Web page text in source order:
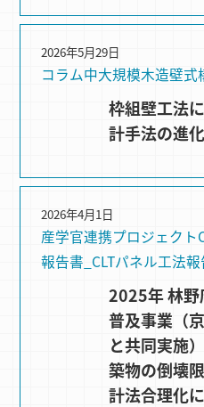
コラム中大規模木造壁式
2026年5月29日
枠組壁工法
計手法の進化
産学官連携プロジェクト
報告書_CLTパネル工法報
2026年4月1日
2025年 林
普及事業（
と共同実施
築物の倒壊
計法合理化